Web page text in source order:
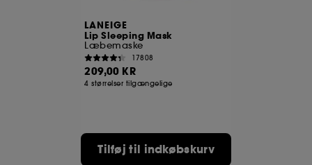
LANEIGE
Lip Sleeping Mask
Læbemaske
17808
209,00 KR
4 størrelser tilgængelige
Tilføj til indkøbskurv